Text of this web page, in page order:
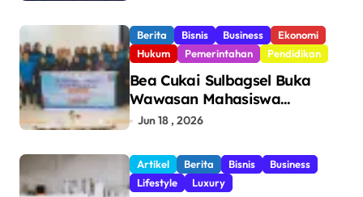
Berita Bisnis Business
Ekonomi
Hukum
Pemerintahan Pendidikan
Bea Cukai Sulbagsel Buka
Wawasan Mahasiswa
Politeknik Bosowa tentang
dan Pencegahan Barang
Ilegal
Jun 18 , 2026
Artikel Berita Bisnis
Business
Lifestyle
Luxury